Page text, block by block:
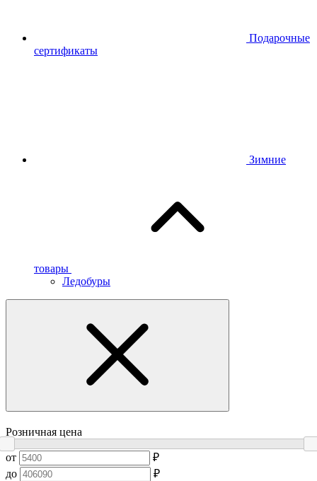
Подарочные
сертификаты
Зимние
товары
Ледобуры
Розничная цена
от
₽
до
₽